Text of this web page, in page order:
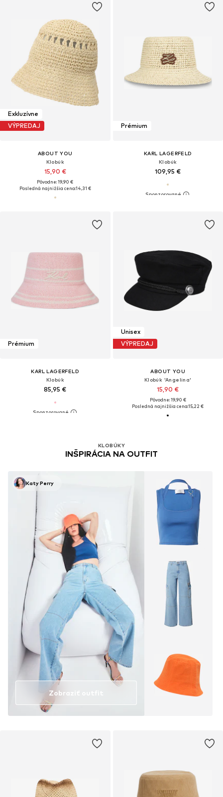
Exkluzívne
VÝPREDAJ
ABOUT YOU
Klobúk
15,90 €
Pôvodne: 19,90 €
Posledná najnižšia cena:14,31 €
Prémium
KARL LAGERFELD
Klobúk
109,95 €
Prémium
KARL LAGERFELD
Klobúk
85,95 €
KLOBÚKY
INŠPIRÁCIA NA OUTFIT
Katy Perry
Zobraziť outfit
Unisex
VÝPREDAJ
ABOUT YOU
Klobúk 'Angelina'
15,90 €
Pôvodne: 19,90 €
Posledná najnižšia cena:15,22 €